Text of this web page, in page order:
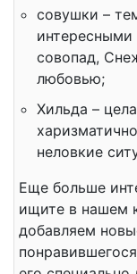
совушки –
совопад,
любовью;
Хильда –
неловкие
Еще больше
ищите в нашем
добавляем